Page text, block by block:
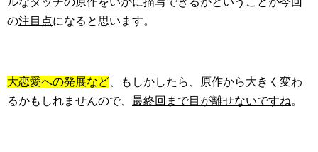
の注目点になると思います。
大恋愛への発展など 、もしかしたら、原作から大きく変わ
るかもしれませんので、 最終回まで目が離せないですね。